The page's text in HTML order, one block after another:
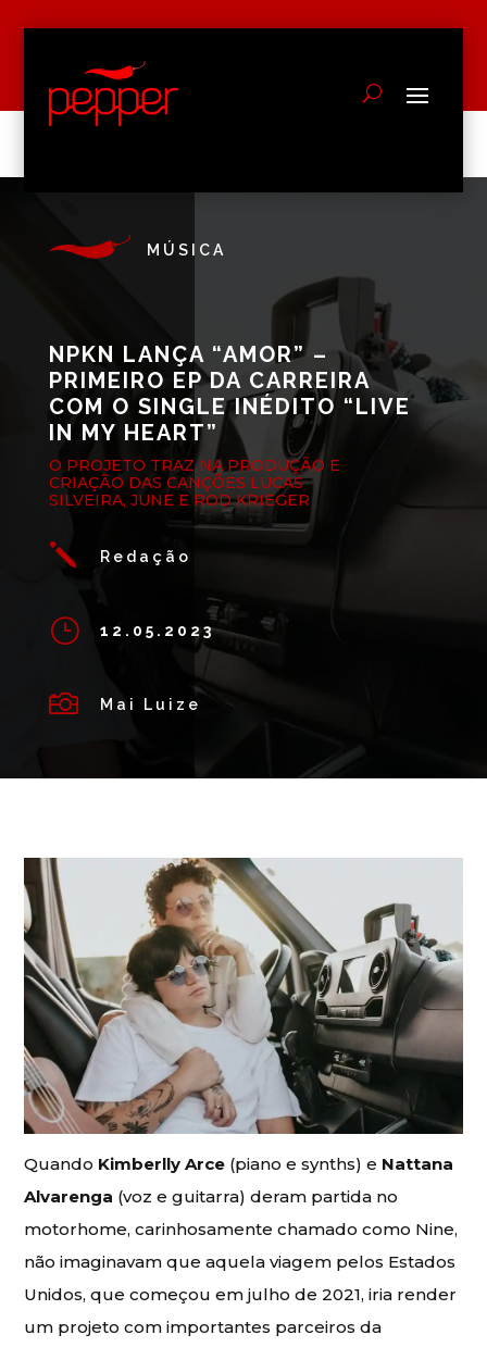
MÚSICA
NPKN LANÇA “AMOR” –
PRIMEIRO EP DA CARREIRA
COM O SINGLE INÉDITO “LIVE
IN MY HEART”
O PROJETO TRAZ NA PRODUÇÃO E
CRIAÇÃO DAS CANÇÕES LUCAS
SILVEIRA, JUNE E ROD KRIEGER
j Redação
} 12.05.2023
 Mai Luize
Quando Kimberlly Arce (piano e synths) e Nattana
Alvarenga (voz e guitarra) deram partida no
motorhome, carinhosamente chamado como Nine,
não imaginavam que aquela viagem pelos Estados
Unidos, que começou em julho de 2021, iria render
um projeto com importantes parceiros da